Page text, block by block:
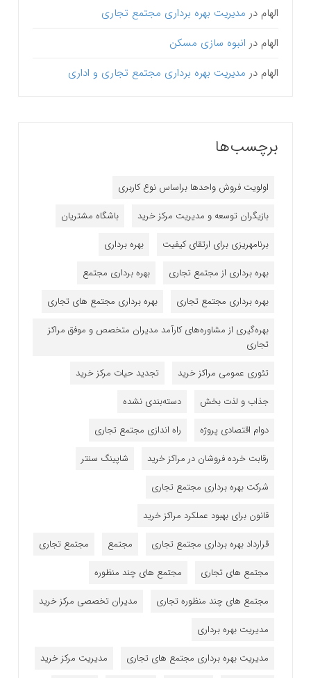
الهام در مدیریت بهره برداری مجتمع تجاری
الهام در انبوه سازی مسکن
الهام در مدیریت بهره برداری مجتمع تجاری و اداری
برچسب‌ها
اولویت فروش واحدها براساس نوع کاربری
بازیگران توسعه و مدیریت مرکز خرید
باشگاه مشتریان
برنامه‎ریزی برای ارتقای کیفیت
بهره برداری
بهره برداری از مجتمع تجاری
بهره برداری مجتمع
بهره برداری مجتمع تجاری
بهره برداری مجتمع های تجاری
بهره‌گیری از مشاوره‌های کارآمد مدیران متخصص و موفق مراکز
تجاری
تئوری عمومی مراکز خرید
تجدید حیات مرکز خرید
جذاب و لذت بخش
دسته‌بندی نشده
دوام اقتصادی پروژه
راه اندازی مجتمع تجاری
رقابت خرده فروشان در مراکز خرید
شاپینگ سنتر
شرکت بهره برداری مجتمع تجاری
قانون برای بهبود عملکرد مراکز خرید
قرارداد بهره برداری مجتمع تجاری
مجتمع
مجتمع تجاری
مجتمع های تجاری
مجتمع های چند منظوره
مجتمع های چند منظوره تجاری
مدیران تخصصی مرکز خرید
مدیریت بهره برداری
مدیریت بهره برداری مجتمع های تجاری
مدیریت مرکز خرید